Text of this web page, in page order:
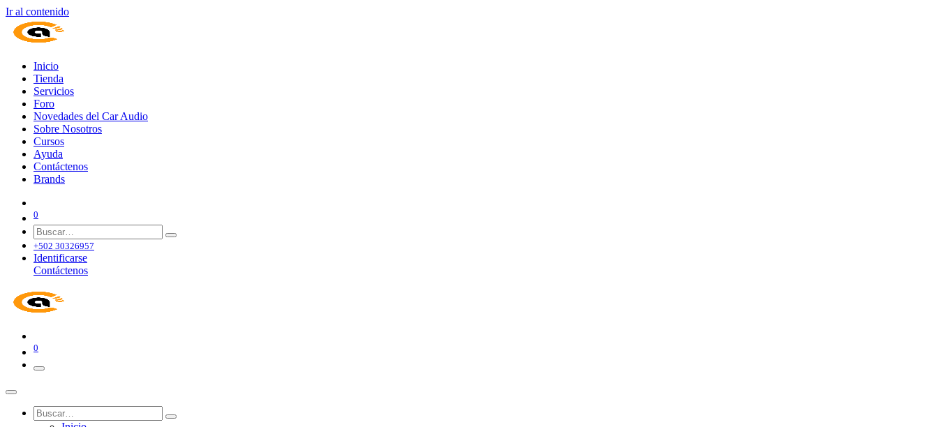
Ir al contenido
Inicio
Tienda
Servicios
Foro
Novedades del Car Audio
Sobre Nosotros
Cursos
Ayuda
Contáctenos
Brands
0
+502 30326957
Identificarse
Contáctenos
0